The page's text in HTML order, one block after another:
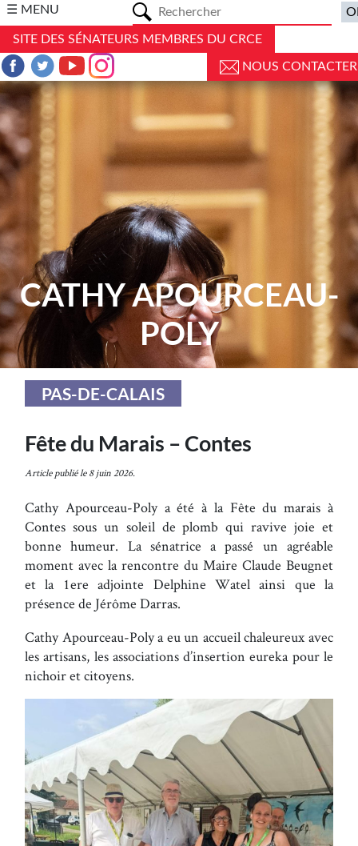
☰ MENU
SITE DES SÉNATEURS MEMBRES DU CRCE
NOUS CONTACTER
CATHY APOURCEAU-
POLY
PAS-DE-CALAIS
Fête du Marais – Contes
Article publié le 8 juin 2026.
Cathy Apourceau-Poly a été à la Fête du marais à
Contes sous un soleil de plomb qui ravive joie et
bonne humeur. La sénatrice a passé un agréable
moment avec la rencontre du Maire Claude Beugnet
et la 1ere adjointe Delphine Watel ainsi que la
présence de Jérôme Darras.
Cathy Apourceau-Poly a eu un accueil chaleureux avec
les artisans, les associations d’insertion eureka pour le
nichoir et citoyens.